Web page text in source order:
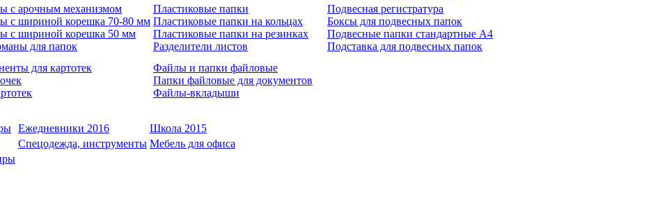
с арочным механизмом
с шириной корешка 70-80 мм
с шириной корешка 50 мм
для папок
Пластиковые папки
Пластиковые папки на кольцах
Пластиковые папки на резинках
Разделители листов
Подвесная регистратура
Боксы для подвесных папок
Подвесные папки стандартные А4
Подставка для подвесных папок
для картотек
Файлы и папки файловые
Папки файловые для документов
Файлы-вкладыши
Ежедневники 2016
Школа 2015
Спецодежда, инструменты Мебель для офиса